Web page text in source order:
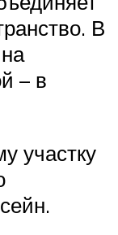
В
– в
участку